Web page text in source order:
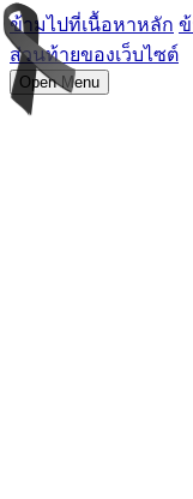
ข้ามไปที่เนื้อหาหลัก
ส่วนท้ายของเว็บไซต์
Open Menu